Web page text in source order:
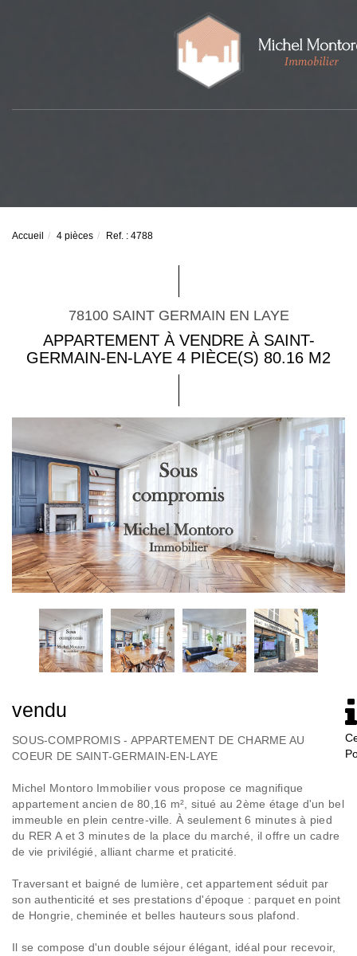
Accueil 4 pièces Ref. : 4788
78100 SAINT GERMAIN EN LAYE
APPARTEMENT À VENDRE À SAINT-
GERMAIN-EN-LAYE 4 PIÈCE(S) 80.16 M2
vendu
SOUS-COMPROMIS - APPARTEMENT DE CHARME AU
COEUR DE SAINT-GERMAIN-EN-LAYE
Michel Montoro Immobilier vous propose ce magnifique
appartement ancien de 80,16 m², situé au 2ème étage d'un bel
immeuble en plein centre-ville. À seulement 6 minutes à pied
du RER A et 3 minutes de la place du marché, il offre un cadre
de vie privilégié, alliant charme et praticité.
Traversant et baigné de lumière, cet appartement séduit par
son authenticité et ses prestations d'époque : parquet en point
de Hongrie, cheminée et belles hauteurs sous plafond.
Il se compose d'un double séjour élégant, idéal pour recevoir,